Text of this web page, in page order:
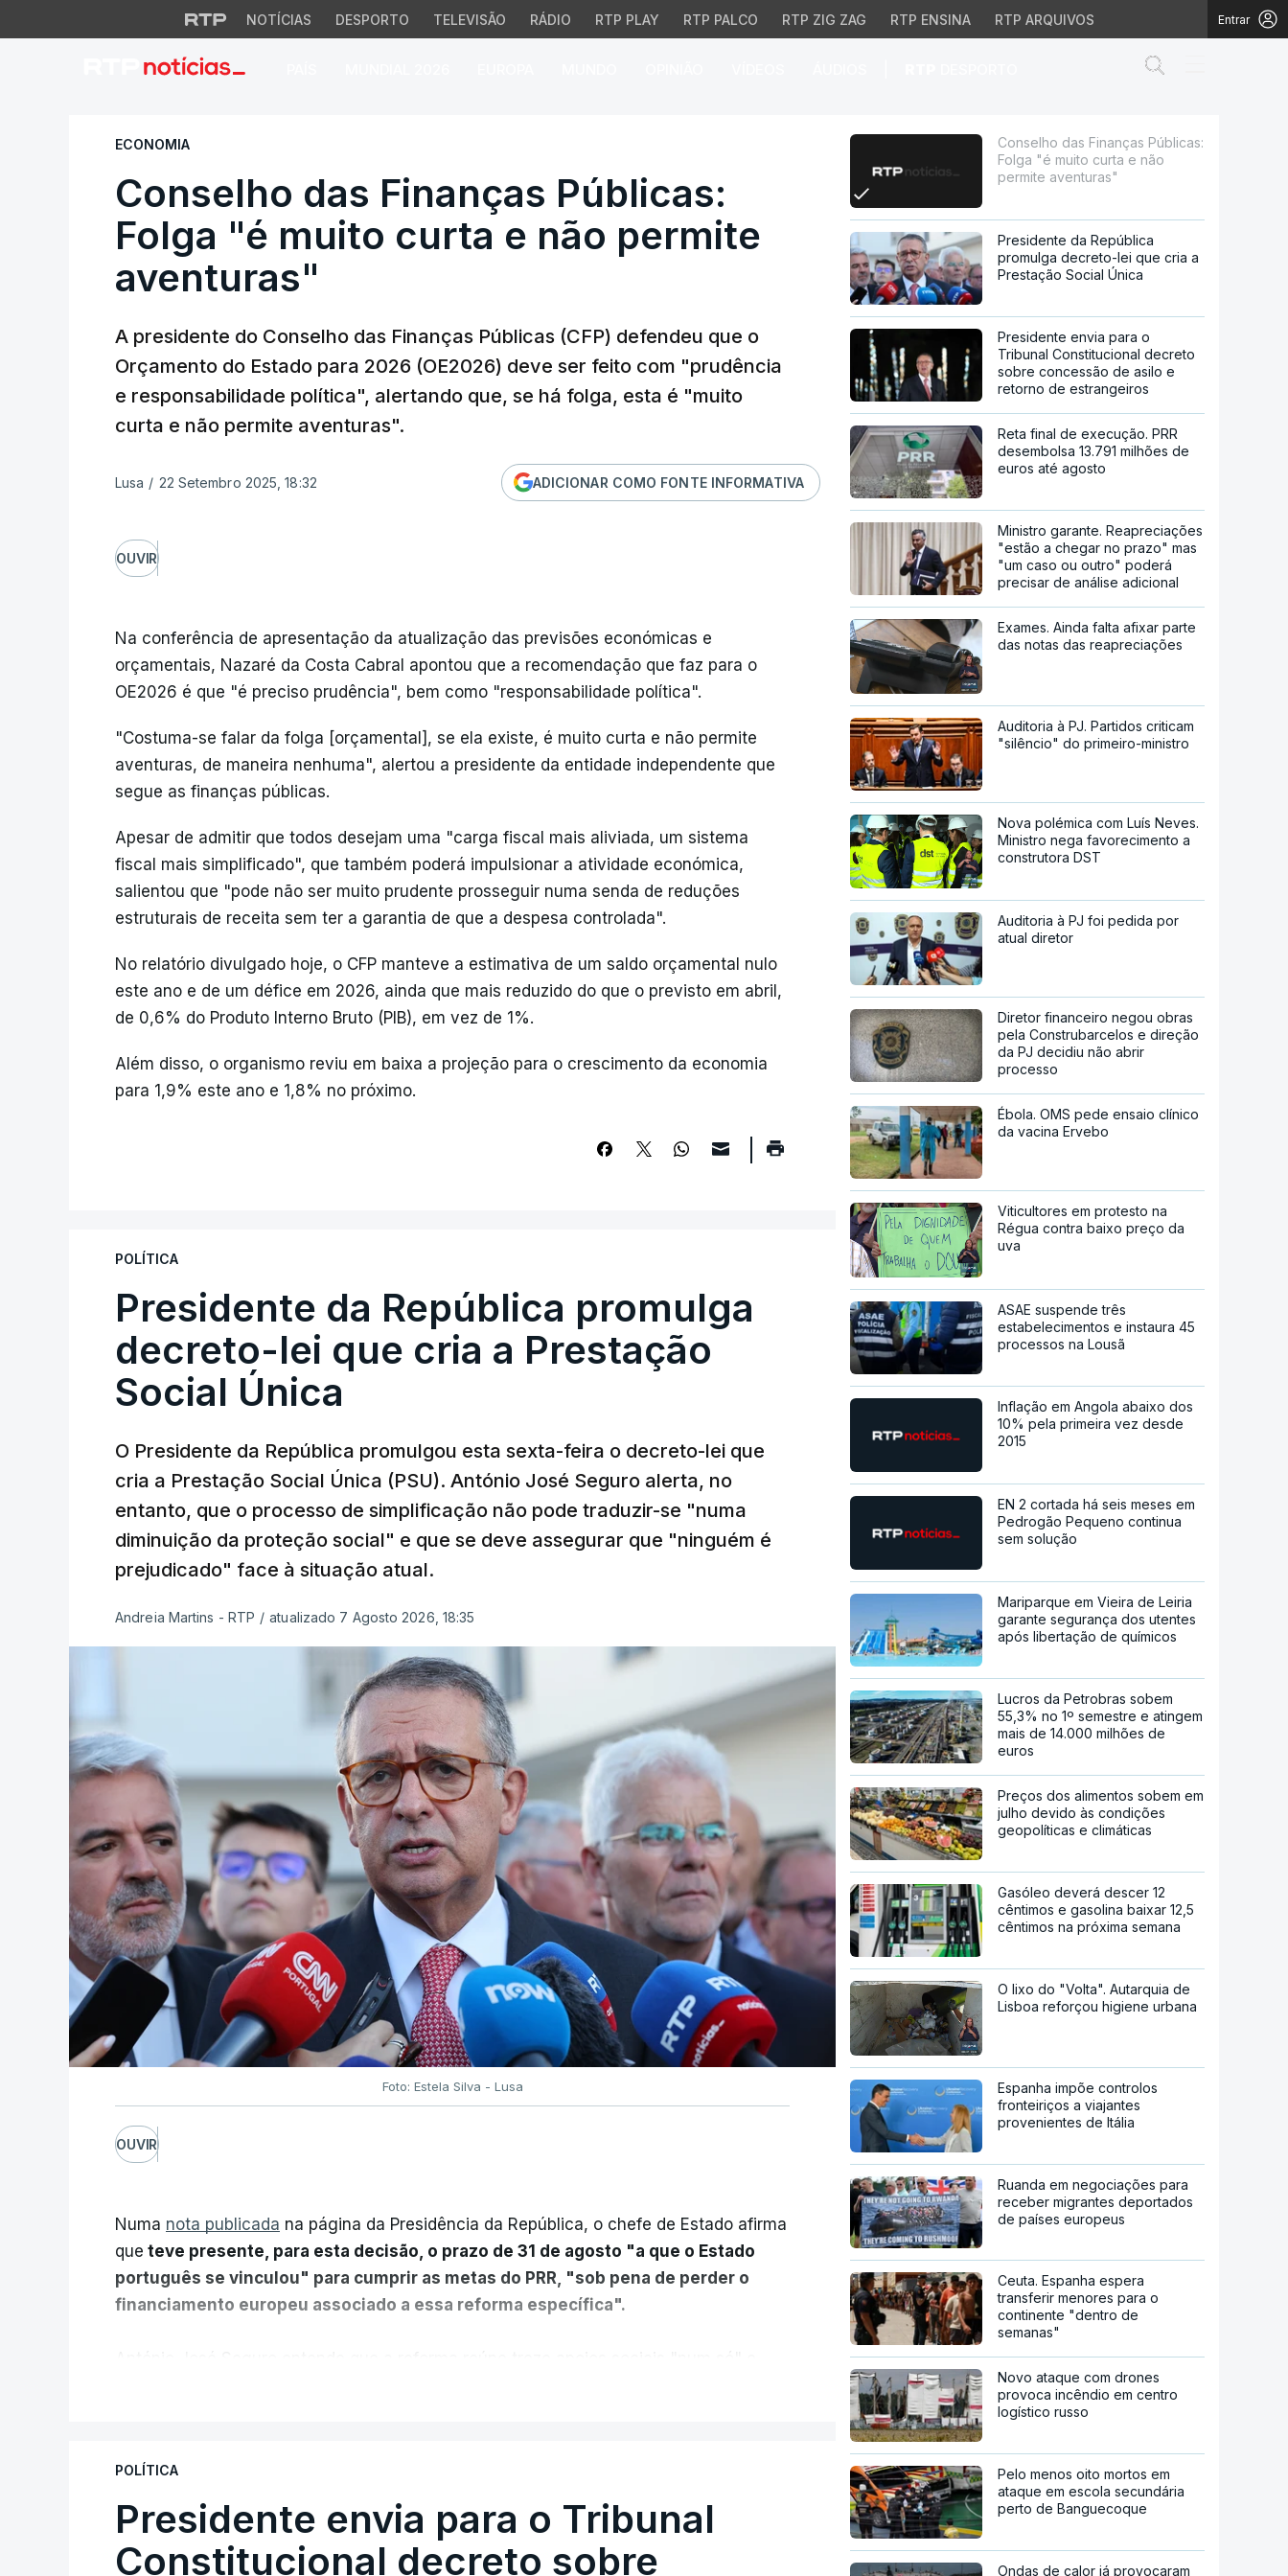
NOTÍCIAS DESPORTO TELEVISÃO RÁDIO RTP PLAY RTP PALCO RTP ZIG ZAG RTP ENSINA RTP ARQUIVOS Entrar
Conselho das Finanças Públicas: Folga "é muito curta e não
ECONOMIA
Conselho das Finanças Públicas:
Folga "é muito curta e não permite
aventuras"
A presidente do Conselho das Finanças Públicas (CFP) defendeu que o
Orçamento do Estado para 2026 (OE2026) deve ser feito com "prudência
e responsabilidade política", alertando que, se há folga, esta é "muito
curta e não permite aventuras".
Lusa / 22 Setembro 2025, 18:32 ADICIONAR COMO FONTE INFORMATIVA
OUVIR
Na conferência de apresentação da atualização das previsões económicas e
orçamentais, Nazaré da Costa Cabral apontou que a recomendação que faz para o
OE2026 é que "é preciso prudência", bem como "responsabilidade política".
"Costuma-se falar da folga [orçamental], se ela existe, é muito curta e não permite
aventuras, de maneira nenhuma", alertou a presidente da entidade independente que
segue as finanças públicas.
Apesar de admitir que todos desejam uma "carga fiscal mais aliviada, um sistema
fiscal mais simplificado", que também poderá impulsionar a atividade económica,
salientou que "pode não ser muito prudente prosseguir numa senda de reduções
estruturais de receita sem ter a garantia de que a despesa controlada".
No relatório divulgado hoje, o CFP manteve a estimativa de um saldo orçamental nulo
este ano e de um défice em 2026, ainda que mais reduzido do que o previsto em abril,
de 0,6% do Produto Interno Bruto (PIB), em vez de 1%.
Além disso, o organismo reviu em baixa a projeção para o crescimento da economia
para 1,9% este ano e 1,8% no próximo.
POLÍTICA
Presidente da República promulga
decreto-lei que cria a Prestação
Social Única
O Presidente da República promulgou esta sexta-feira o decreto-lei que
cria a Prestação Social Única (PSU). António José Seguro alerta, no
entanto, que o processo de simplificação não pode traduzir-se "numa
diminuição da proteção social" e que se deve assegurar que "ninguém é
prejudicado" face à situação atual.
Andreia Martins - RTP / atualizado 7 Agosto 2026, 18:35
Foto: Estela Silva - Lusa
OUVIR
Numa nota publicada na página da Presidência da República, o chefe de Estado afirma
que teve presente, para esta decisão, o prazo de 31 de agosto "a que o Estado
português se vinculou" para cumprir as metas do PRR, "sob pena de perder o
financiamento europeu associado a essa reforma específica".
os apoios chegam a quem mais necessita, estaremos a dar um passo na direção
Assegurar que "ninguém é prejudicado"
POLÍTICA
Presidente envia para o Tribunal
Constitucional decreto sobre
Conselho das Finanças Públicas:
Folga "é muito curta e não
permite aventuras"
Presidente da República
promulga decreto-lei que cria a
Prestação Social Única
Presidente envia para o
Tribunal Constitucional decreto
sobre concessão de asilo e
retorno de estrangeiros
Reta final de execução. PRR
desembolsa 13.791 milhões de
euros até agosto
Ministro garante. Reapreciações
"estão a chegar no prazo" mas
"um caso ou outro" poderá
precisar de análise adicional
Exames. Ainda falta afixar parte
das notas das reapreciações
Auditoria à PJ. Partidos criticam
"silêncio" do primeiro-ministro
Nova polémica com Luís Neves.
Ministro nega favorecimento a
construtora DST
Auditoria à PJ foi pedida por
atual diretor
Diretor financeiro negou obras
pela Construbarcelos e direção
da PJ decidiu não abrir
processo
Ébola. OMS pede ensaio clínico
da vacina Ervebo
Viticultores em protesto na
Régua contra baixo preço da
uva
ASAE suspende três
estabelecimentos e instaura 45
processos na Lousã
Inflação em Angola abaixo dos
10% pela primeira vez desde
2015
EN 2 cortada há seis meses em
Pedrogão Pequeno continua
sem solução
Mariparque em Vieira de Leiria
garante segurança dos utentes
após libertação de químicos
Lucros da Petrobras sobem
55,3% no 1º semestre e atingem
mais de 14.000 milhões de
euros
Preços dos alimentos sobem em
julho devido às condições
geopolíticas e climáticas
Gasóleo deverá descer 12
cêntimos e gasolina baixar 12,5
cêntimos na próxima semana
O lixo do "Volta". Autarquia de
Lisboa reforçou higiene urbana
Espanha impõe controlos
fronteiriços a viajantes
provenientes de Itália
Ruanda em negociações para
receber migrantes deportados
de países europeus
Ceuta. Espanha espera
transferir menores para o
continente "dentro de
semanas"
Novo ataque com drones
provoca incêndio em centro
logístico russo
Pelo menos oito mortos em
ataque em escola secundária
perto de Banguecoque
Ondas de calor já provocaram